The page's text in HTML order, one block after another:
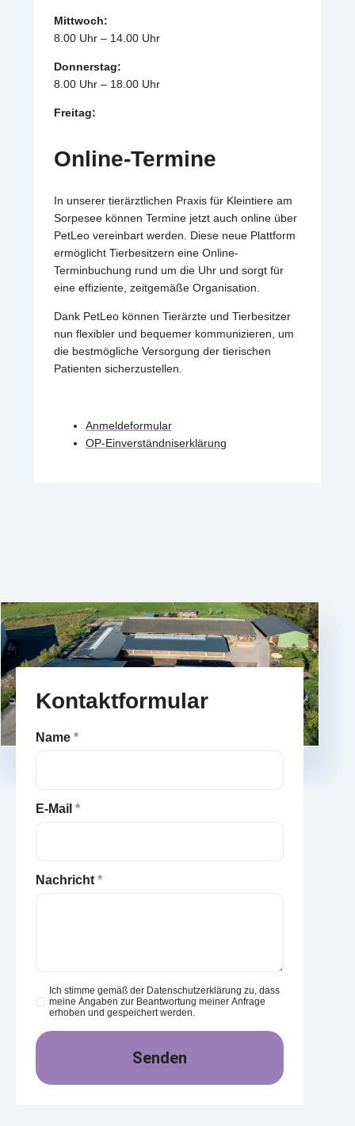
Mittwoch:
8.00 Uhr – 14.00 Uhr
Donnerstag:
8.00 Uhr – 18.00 Uhr
Freitag:
Samstag:
Online-Termine
In unserer tierärztlichen Praxis für Kleintiere am
Sorpesee können Termine jetzt auch online über
PetLeo vereinbart werden. Diese neue Plattform
ermöglicht Tierbesitzern eine Online-
Terminbuchung rund um die Uhr und sorgt für
eine effiziente, zeitgemäße Organisation.
Dank PetLeo können Tierärzte und Tierbesitzer
nun flexibler und bequemer kommunizieren, um
die bestmögliche Versorgung der tierischen
Patienten sicherzustellen.
Anmeldeformular
OP-Einverständniserklärung
Kontaktformular
Name *
E-Mail *
Nachricht *
Ich stimme gemäß der Datenschutzerklärung zu, dass
meine Angaben zur Beantwortung meiner Anfrage
erhoben und gespeichert werden.
Senden